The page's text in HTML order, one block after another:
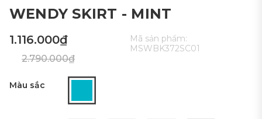
WENDY SKIRT - MINT
1.116.000₫
2.790.000₫
Mã sản phẩm:
MSWBK372SC01
Màu sắc